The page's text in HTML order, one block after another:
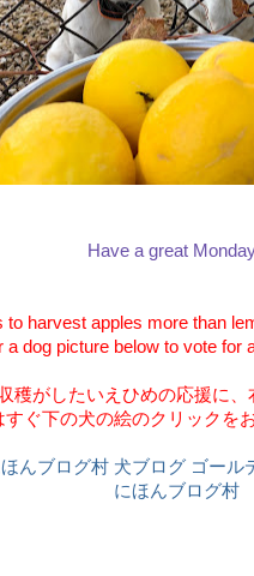
Have a great
to harvest apples more than
a dog picture below to vote for
穫がしたいえひめの応援に
すぐ下の犬の絵のクリックを
にほんブログ村